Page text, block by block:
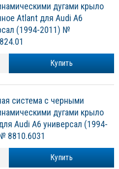
дугами крыло
Atlant для Audi A6
(1994-2011) №
Купить
система с черными
дугами крыло
Audi A6 универсал (1994-
8810.6031
Купить